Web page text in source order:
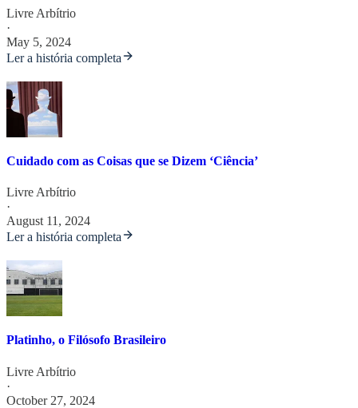
Livre Arbítrio
·
May 5, 2024
Ler a história completa
Cuidado com as Coisas que se Dizem ‘Ciência’
Livre Arbítrio
·
August 11, 2024
Ler a história completa
Platinho, o Filósofo Brasileiro
Livre Arbítrio
·
October 27, 2024